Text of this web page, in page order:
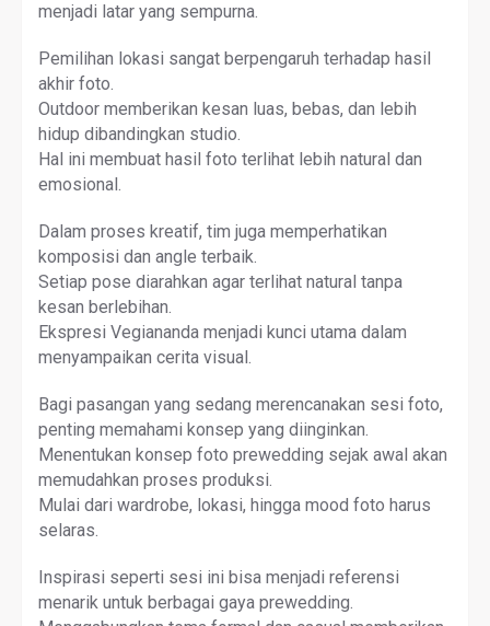
menjadi latar yang sempurna.
Pemilihan lokasi sangat berpengaruh terhadap hasil
akhir foto.
Outdoor memberikan kesan luas, bebas, dan lebih
hidup dibandingkan studio.
Hal ini membuat hasil foto terlihat lebih natural dan
emosional.
Dalam proses kreatif, tim juga memperhatikan
komposisi dan angle terbaik.
Setiap pose diarahkan agar terlihat natural tanpa
kesan berlebihan.
Ekspresi Vegiananda menjadi kunci utama dalam
menyampaikan cerita visual.
Bagi pasangan yang sedang merencanakan sesi foto,
penting memahami konsep yang diinginkan.
Menentukan konsep foto prewedding sejak awal akan
memudahkan proses produksi.
Mulai dari wardrobe, lokasi, hingga mood foto harus
selaras.
Inspirasi seperti sesi ini bisa menjadi referensi
menarik untuk berbagai gaya prewedding.